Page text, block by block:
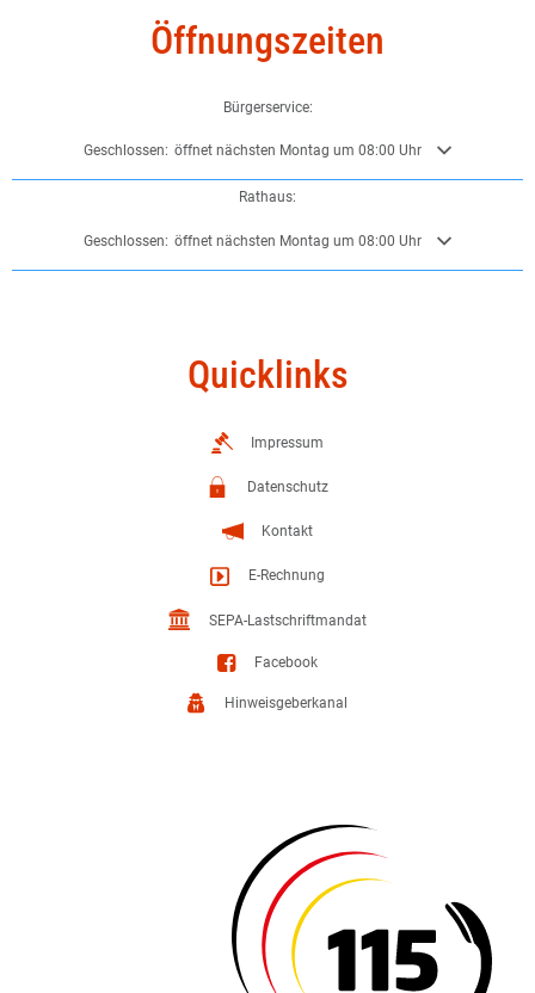
Öffnungszeiten
Bürgerservice:
Klicken, um weitere Öffnungs- oder Schließzeiten auszublenden
Geschlossen: öffnet nächsten Montag um 08:00 Uhr
Rathaus:
Klicken, um weitere Öffnungs- oder Schließzeiten auszublenden
Geschlossen: öffnet nächsten Montag um 08:00 Uhr
Quicklinks
Impressum
Datenschutz
Kontakt
E-Rechnung
SEPA-Lastschriftmandat
Facebook
Hinweisgeberkanal